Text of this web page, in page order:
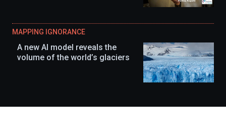
MAPPING IGNORANCE
A new AI model reveals the
volume of the world’s glaciers